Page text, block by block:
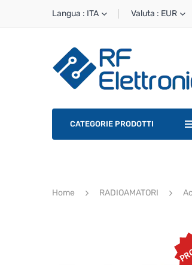
Langua : ITA Valuta : EUR
CATEGORIE PRODOTTI
Home RADIOAMATORI